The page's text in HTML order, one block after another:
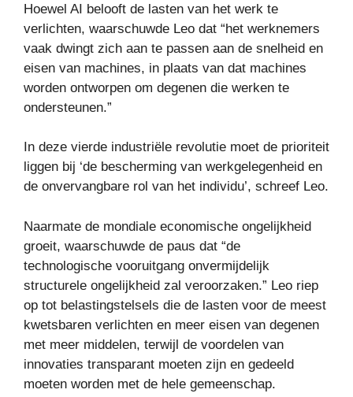
Hoewel AI belooft de lasten van het werk te
verlichten, waarschuwde Leo dat “het werknemers
vaak dwingt zich aan te passen aan de snelheid en
eisen van machines, in plaats van dat machines
worden ontworpen om degenen die werken te
ondersteunen.”
In deze vierde industriële revolutie moet de prioriteit
liggen bij ‘de bescherming van werkgelegenheid en
de onvervangbare rol van het individu’, schreef Leo.
Naarmate de mondiale economische ongelijkheid
groeit, waarschuwde de paus dat “de
technologische vooruitgang onvermijdelijk
structurele ongelijkheid zal veroorzaken.” Leo riep
op tot belastingstelsels die de lasten voor de meest
kwetsbaren verlichten en meer eisen van degenen
met meer middelen, terwijl de voordelen van
innovaties transparant moeten zijn en gedeeld
moeten worden met de hele gemeenschap.